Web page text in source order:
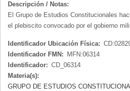
Descripción / Notas:
El Grupo de Estudios Constitucionales
el plebiscito convocado por el gobierno
Identificador Ubicación Física:
Identificador FMN:
MFN:06314
Identificador: CD_06314
Materia(s):
GRUPO DE ESTUDIOS